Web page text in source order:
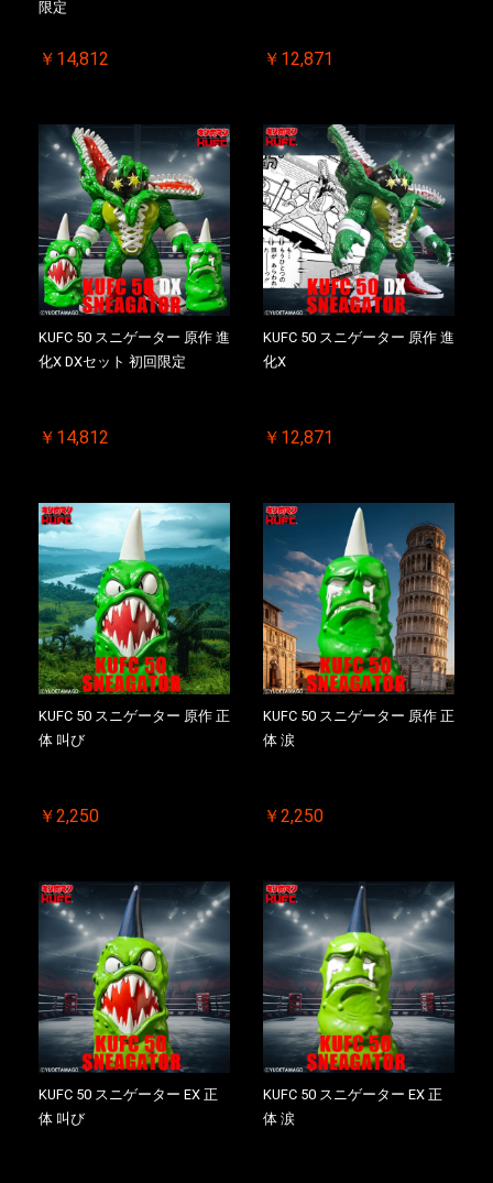
限定
￥14,812 ￥12,871
KUFC 50 スニゲーター 原作 進
化X DXセット 初回限定
￥14,812
KUFC 50 スニゲーター 原作 進
化X
￥12,871
KUFC 50 スニゲーター 原作 正
体 叫び
￥2,250
KUFC 50 スニゲーター 原作 正
体 涙
￥2,250
KUFC 50 スニゲーター EX 正
体 叫び
KUFC 50 スニゲーター EX 正
体 涙